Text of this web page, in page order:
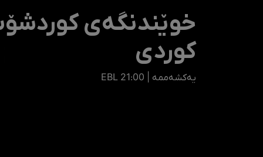
خوێندنگەی
کوردی
یەکشەممە | 21:00 EBL